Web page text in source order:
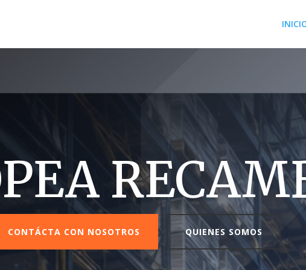
CONTÁCTA CON NOSOTROS QUIENES SOMOS